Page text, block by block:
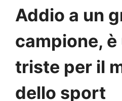
Addio a un
campione,
triste per il
dello sport